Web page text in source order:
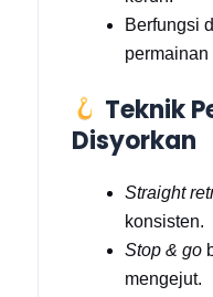
Berfungsi
Teknik
Disyorkan
Straight
konsisten.
Stop & go
mengejut.